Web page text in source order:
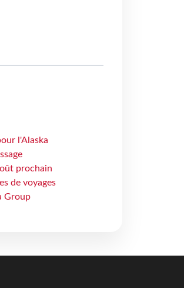
l'Alaska
prochain
de voyages
Group